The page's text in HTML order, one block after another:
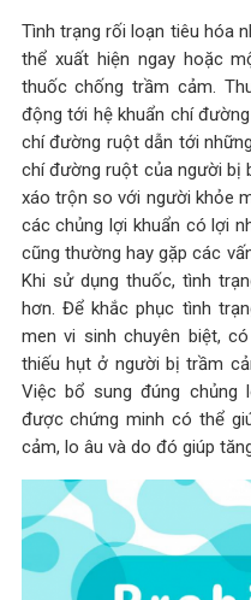
Tình trạng rối loạn tiêu hóa
thể xuất hiện ngay hoặc
thuốc chống trầm cảm.
động tới hệ khuẩn chí
chí đường ruột dẫn tới
chí đường ruột của người bị
xáo trộn so với người khỏe
các chủng lợi khuẩn có lợi
cũng thường hay gặp các
Khi sử dụng thuốc, tình
hơn. Để khắc phục tình
men vi sinh chuyên biệt,
thiếu hụt ở người bị trầm
Việc bổ sung đúng chủng
được chứng minh có thể
cảm, lo âu và do đó giúp